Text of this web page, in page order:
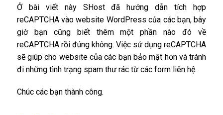
Ở bài viết này SHostđã hướng dẫn tích hợp
reCAPTCHA vào website WordPress của các bạn, bây
giờ bạn cũng biết thêm một phần nào đó về
reCAPTCHA rồi đúng không. Việc sử dụng reCAPTCHA
sẽ giúp cho website của các bạn bảo mật hơn và tránh
đi những tình trạng spam thư rác từ các form liên hệ.
Chúc các bạn thành công.